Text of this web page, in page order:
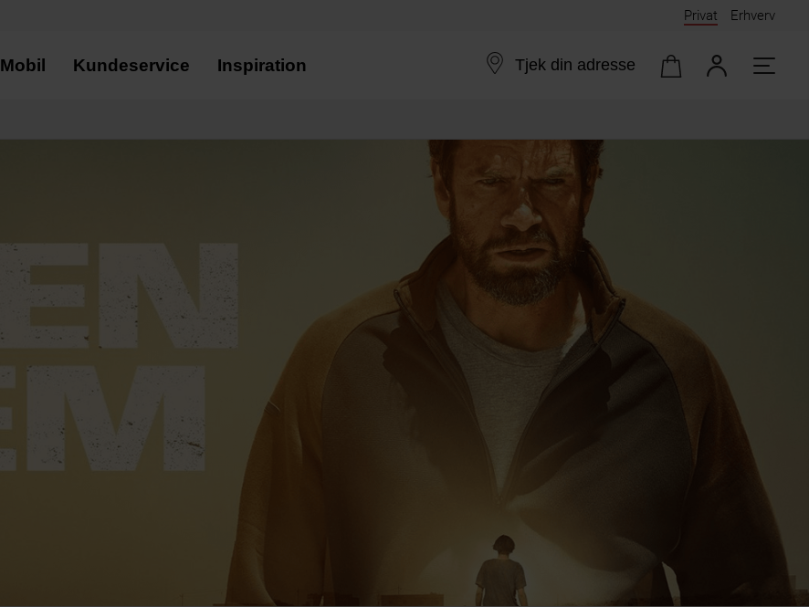
Privat Erhverv
Mobil Kundeservice Inspiration Tjek din adresse